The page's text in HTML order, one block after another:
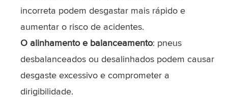
incorreta podem desgastar mais rápido e
aumentar o risco de acidentes.
O alinhamento e balanceamento: pneus
desbalanceados ou desalinhados podem causar
desgaste excessivo e comprometer a
dirigibilidade.